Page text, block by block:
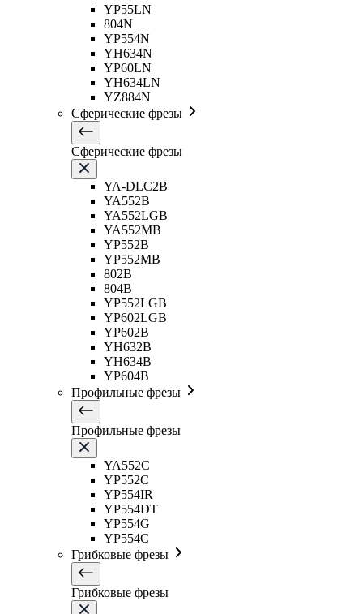
YP55LN
804N
YP554N
YH634N
YP60LN
YH634LN
YZ884N
Сферические фрезы
Сферические фрезы
YA-DLC2B
YA552B
YA552LGB
YA552MB
YP552B
YP552MB
802B
804B
YP552LGB
YP602LGB
YP602B
YH632B
YH634B
YP604B
Профильные фрезы
Профильные фрезы
YA552C
YP552C
YP554IR
YP554DT
YP554G
YP554C
Грибковые фрезы
Грибковые фрезы